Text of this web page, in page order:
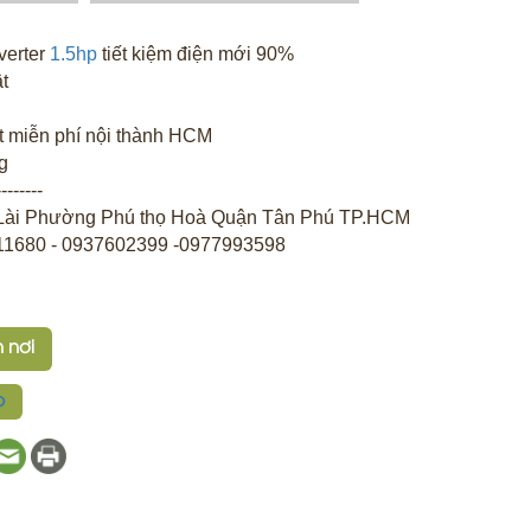
1.5hptiết kiệm điện mới 90%
miễn phí nội thành HCM
Phường Phú thọ Hoà Quận Tân Phú TP.HCM
- 0937602399 -0977993598
nơi